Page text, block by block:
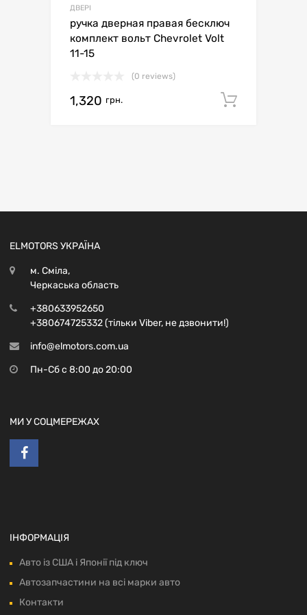
ДВЕРІ
ручка дверная правая бесключ
комплект вольт Chevrolet Volt
11-15
(0 reviews)
1,320 грн.
ELMOTORS УКРАЇНА
м. Сміла,
Черкаська область
+380633952650
+380674725332 (тільки Viber, не дзвонити!)
info@elmotors.com.ua
Пн-Сб с 8:00 до 20:00
МИ У СОЦМЕРЕЖАХ
ІНФОРМАЦІЯ
Авто із США і Японії під ключ
Автозапчастини на всі марки авто
Контакти